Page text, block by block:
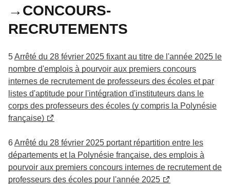
→CONCOURS-
RECRUTEMENTS
5Arrêté du 28 février 2025 fixant au titre de l'année 2025 le
nombre d'emplois à pourvoir aux premiers concours
internes de recrutement de professeurs des écoles et par
listes d'aptitude pour l'intégration d'instituteurs dans le
corps des professeurs des écoles (y compris la Polynésie
française)
6Arrêté du 28 février 2025 portant répartition entre les
départements et la Polynésie française, des emplois à
pourvoir aux premiers concours internes de recrutement de
professeurs des écoles pour l'année 2025